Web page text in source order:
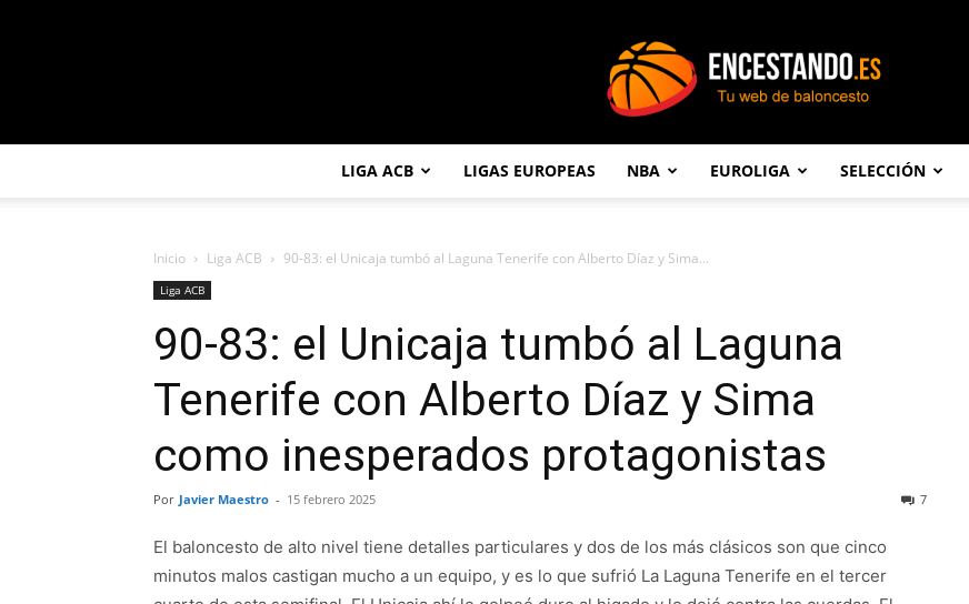
LIGA ACB LIGAS EUROPEAS NBA EUROLIGA SELECCIÓN
Inicio Liga ACB 90-83: el Unicaja tumbó al Laguna Tenerife con Alberto Díaz y Sima...
Liga ACB
90-83: el Unicaja tumbó al Laguna
Tenerife con Alberto Díaz y Sima
como inesperados protagonistas
Por Javier Maestro - 15 febrero 2025 7
El baloncesto de alto nivel tiene detalles particulares y dos de los más clásicos son que cinco
minutos malos castigan mucho a un equipo, y es lo que sufrió La Laguna Tenerife en el tercer